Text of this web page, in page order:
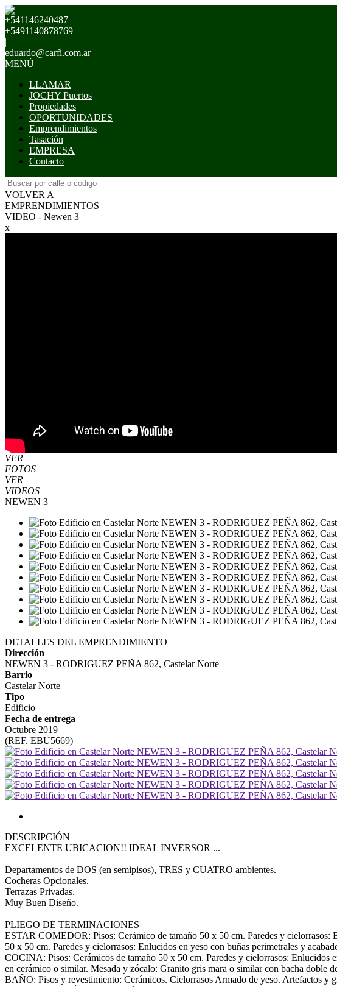
+541146240487
+5491140878769
|
eduardo@carfi.com.ar
MENÚ
LLAMAR
JOCHY Puertos
Propiedades
OPORTUNIDADES
Emprendimientos
Tasación
EMPRESA
Contacto
VOLVER A
EMPRENDIMIENTOS
VIDEO - Newen 3
x
VER
FOTOS
VER
VIDEOS
NEWEN 3
DETALLES DEL EMPRENDIMIENTO
Dirección
NEWEN 3 - RODRIGUEZ PEÑA 862, Castelar Norte
Barrio
Castelar Norte
Tipo
Edificio
Fecha de entrega
Octubre 2019
(REF. EBU5669)
DESCRIPCIÓN
EXCELENTE UBICACION!! IDEAL INVERSOR ...
Departamentos de DOS (en semipisos), TRES y CUATRO ambientes.
Cocheras Opcionales.
Terrazas Privadas.
Muy Buen Diseño.
PLIEGO DE TERMINACIONES
ESTAR COMEDOR: Pisos: Cerámico de tamaño 50 x 50 cm. Paredes y
50 x 50 cm. Paredes y cielorrasos: Enlucidos en yeso con buñas perimetrales y
COCINA: Pisos: Cerámicos de tamaño 50 x 50 cm. Paredes y cielorrasos: Enlucidos
en cerámico o similar. Mesada y zócalo: Granito gris mara o similar con bacha doble
BAÑO: Pisos y revestimiento: Cerámicos. Cielorrasos Armado de yeso. Artefactos